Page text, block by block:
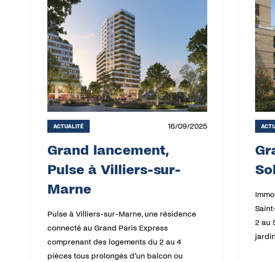
ACTUALITÉ 16/09/2025
Grand lancement,
Pulse à Villiers-sur-
Marne
Pulse à Villiers-sur-Marne, une résidence
connecté au Grand Paris Express
comprenant des logements du 2 au 4
pièces tous prolongés d'un balcon ou
2 au